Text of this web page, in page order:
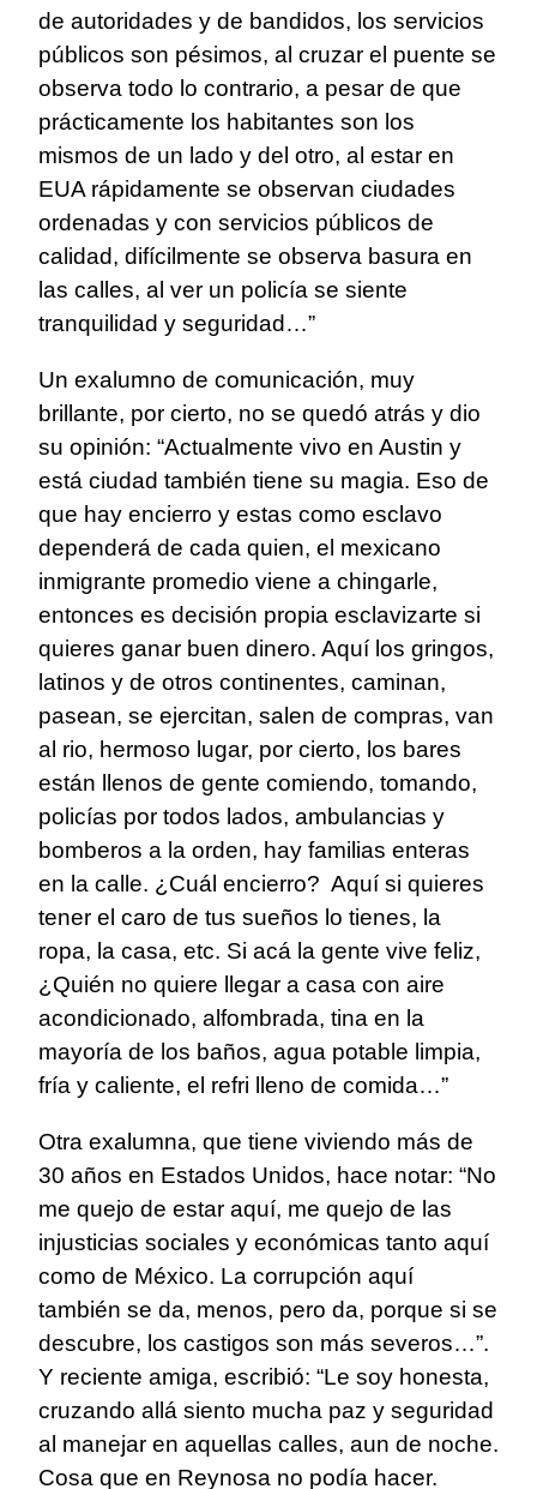
de autoridades y de bandidos, los servicios
públicos son pésimos, al cruzar el puente se
observa todo lo contrario, a pesar de que
prácticamente los habitantes son los
mismos de un lado y del otro, al estar en
EUA rápidamente se observan ciudades
ordenadas y con servicios públicos de
calidad, difícilmente se observa basura en
las calles, al ver un policía se siente
tranquilidad y seguridad…”
Un exalumno de comunicación, muy
brillante, por cierto, no se quedó atrás y dio
su opinión: “Actualmente vivo en Austin y
está ciudad también tiene su magia. Eso de
que hay encierro y estas como esclavo
dependerá de cada quien, el mexicano
inmigrante promedio viene a chingarle,
entonces es decisión propia esclavizarte si
quieres ganar buen dinero. Aquí los gringos,
latinos y de otros continentes, caminan,
pasean, se ejercitan, salen de compras, van
al rio, hermoso lugar, por cierto, los bares
están llenos de gente comiendo, tomando,
policías por todos lados, ambulancias y
bomberos a la orden, hay familias enteras
en la calle. ¿Cuál encierro? Aquí si quieres
tener el caro de tus sueños lo tienes, la
ropa, la casa, etc. Si acá la gente vive feliz,
¿Quién no quiere llegar a casa con aire
acondicionado, alfombrada, tina en la
mayoría de los baños, agua potable limpia,
fría y caliente, el refri lleno de comida…”
Otra exalumna, que tiene viviendo más de
30 años en Estados Unidos, hace notar: “No
me quejo de estar aquí, me quejo de las
injusticias sociales y económicas tanto aquí
como de México. La corrupción aquí
también se da, menos, pero da, porque si se
descubre, los castigos son más severos…”.
Y reciente amiga, escribió: “Le soy honesta,
cruzando allá siento mucha paz y seguridad
al manejar en aquellas calles, aun de noche.
Cosa que en Reynosa no podía hacer.